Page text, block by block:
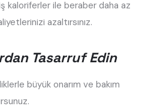
kaloriferler ile beraber daha az
azaltırsınız.
Tasarruf Edin
büyük onarım ve bakım